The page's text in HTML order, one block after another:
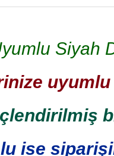
Siyah
ise